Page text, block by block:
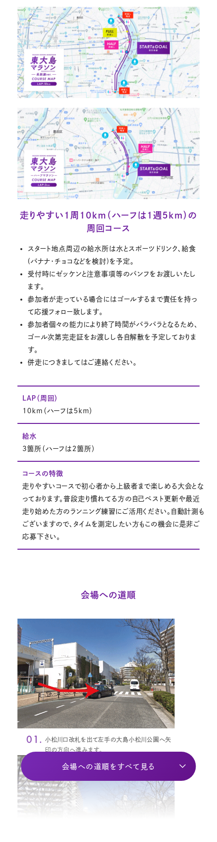
走りやすい1周10km（ハーフは1週5km）の
周回コース
スタート地点周辺の給水所は水とスポーツドリンク、給食
(バナナ・チョコなどを検討)を予定。
受付時にゼッケンと注意事項等のパンフをお渡しいたし
ます。
参加者が走っている場合にはゴールするまで責任を持っ
て応援フォロー致します。
参加者個々の能力により終了時間がバラバラとなるため、
ゴール次第完走証をお渡しし各自解散を予定しておりま
す。
併走につきましてはご連絡ください。
LAP（周回）
10km（ハーフは5km）
給水
3箇所（ハーフは2箇所）
コースの特徴
走りやすいコースで初心者から上級者まで楽しめる大会とな
っております。普段走り慣れてる方の自己ベスト更新や最近
走り始めた方のランニング練習にご活用ください。自動計測も
ございますので、タイムを測定したい方もこの機会に是非ご
応募下さい。
会場への道順
01.
小松川口改札を出て左手の大島小松川公園へ矢
印の方向へ進みます。
会場への道順をすべて見る